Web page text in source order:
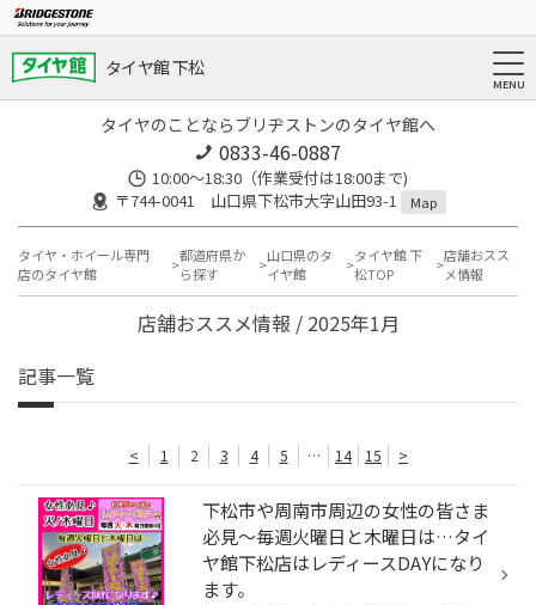
タイヤ館 下松
タイヤのことならブリヂストンのタイヤ館へ
0833-46-0887
10:00～18:30（作業受付は18:00まで)
〒744-0041 山口県下松市大字山田93-1
Map
タイヤ・ホイール専門
店のタイヤ館
都道府県か
ら探す
山口県のタ
イヤ館
タイヤ館 下
松TOP
店舗おスス
メ情報
店舗おススメ情報 / 2025年1月
記事一覧
< 1 2 3 4 5 … 14 15 >
下松市や周南市周辺の女性の皆さま
必見〜毎週火曜日と木曜日は…タイ
ヤ館下松店はレディースDAYになり
ます。